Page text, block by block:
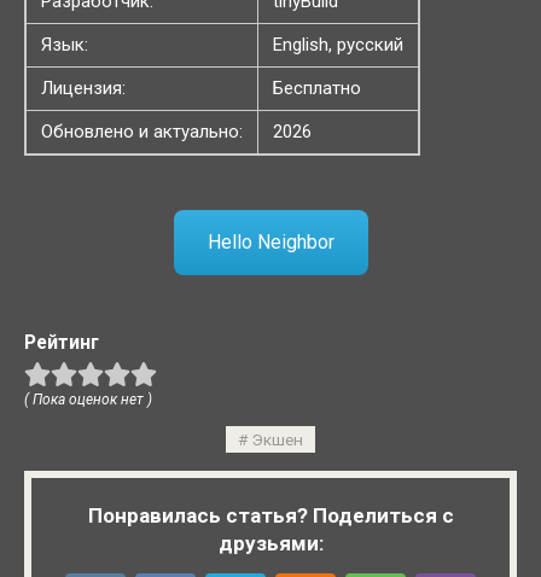
Язык:
English, русский
Лицензия:
Бесплатно
Обновлено и актуально:
2026
Hello Neighbor
Рейтинг
( Пока оценок нет )
Экшен
Понравилась статья? Поделиться с
друзьями: